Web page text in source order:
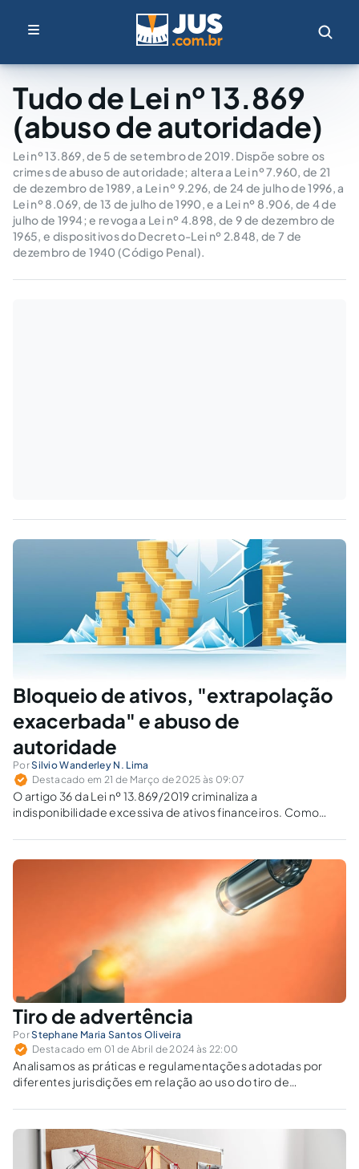
Tudo de Lei nº 13.869
(abuso de autoridade)
Lei nº 13.869, de 5 de setembro de 2019. Dispõe sobre os
crimes de abuso de autoridade; altera a Lei nº 7.960, de 21
de dezembro de 1989, a Lei nº 9.296, de 24 de julho de 1996, a
Lei nº 8.069, de 13 de julho de 1990, e a Lei nº 8.906, de 4 de
julho de 1994; e revoga a Lei nº 4.898, de 9 de dezembro de
1965, e dispositivos do Decreto-Lei nº 2.848, de 7 de
dezembro de 1940 (Código Penal).
Bloqueio de ativos, "extrapolação
exacerbada" e abuso de
autoridade
PorSilvio Wanderley N. Lima
Destacado em 21 de Março de 2025 às 09:07
O artigo 36 da Lei nº 13.869/2019 criminaliza a
indisponibilidade excessiva de ativos financeiros. Como
jurídica?
Tiro de advertência
PorStephane Maria Santos Oliveira
Destacado em 01 de Abril de 2024 às 22:00
Analisamos as práticas e regulamentações adotadas por
diferentes jurisdições em relação ao uso do tiro de
supervisão e responsabilização dos agentes na sua
aplicação.